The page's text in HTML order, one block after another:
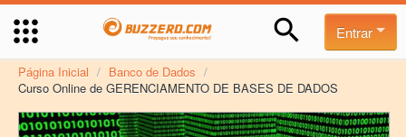
Entrar
Página Inicial / Banco de Dados /
Curso Online de GERENCIAMENTO DE BASES DE DADOS